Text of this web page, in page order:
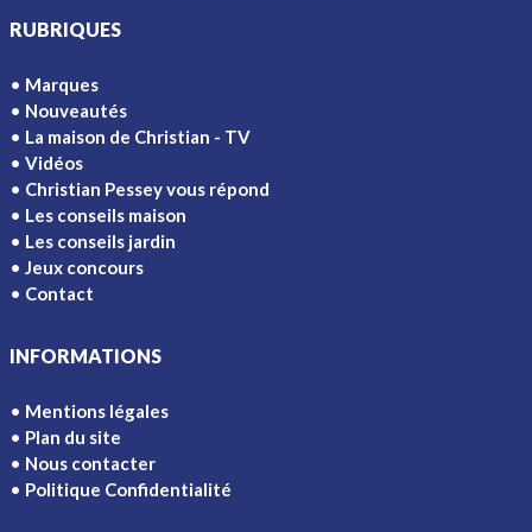
RUBRIQUES
Marques
Nouveautés
La maison de Christian - TV
Vidéos
Christian Pessey vous répond
Les conseils maison
Les conseils jardin
Jeux concours
Contact
INFORMATIONS
Mentions légales
Plan du site
Nous contacter
Politique Confidentialité